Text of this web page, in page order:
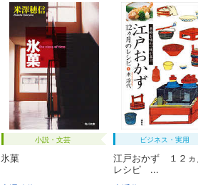
小説・文芸
氷菓
ビジネス・実用
江戸おかず １２ヵ
レシピ ...